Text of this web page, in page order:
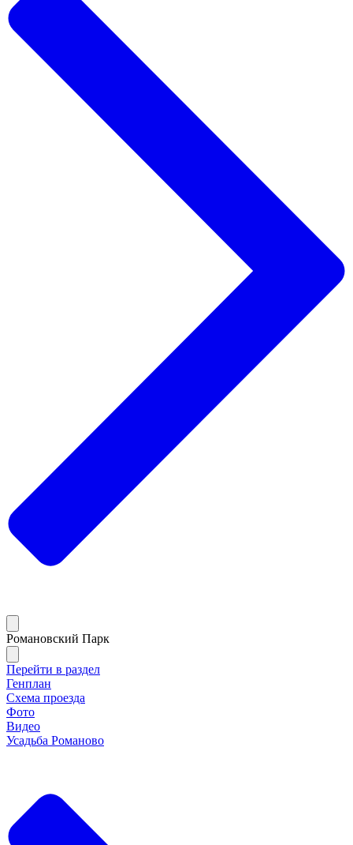
Романовский Парк
Перейти в раздел
Генплан
Схема проезда
Фото
Видео
Усадьба Романово